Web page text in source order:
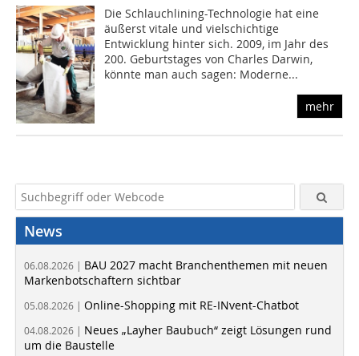
Die Schlauchlining-Technologie hat eine
äußerst vitale und vielschichtige
Entwicklung hinter sich. 2009, im Jahr des
200. Geburtstages von Charles Darwin,
könnte man auch sagen: Moderne...
mehr
News
06.08.2026 | BAU 2027 macht Branchenthemen mit neuen
Markenbotschaftern sichtbar
05.08.2026 | Online-Shopping mit RE-INvent-Chatbot
04.08.2026 | Neues „Layher Baubuch“ zeigt Lösungen rund
um die Baustelle